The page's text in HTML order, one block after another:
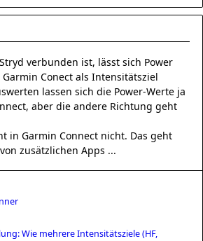
verbunden ist, lässt sich Power
Conect als Intensitätsziel
lassen sich die Power-Werte ja
aber die andere Richtung geht
in Garmin Connect nicht. Das geht
zusätzlichen Apps ...
Wie mehrere Intensitätsziele (HF,